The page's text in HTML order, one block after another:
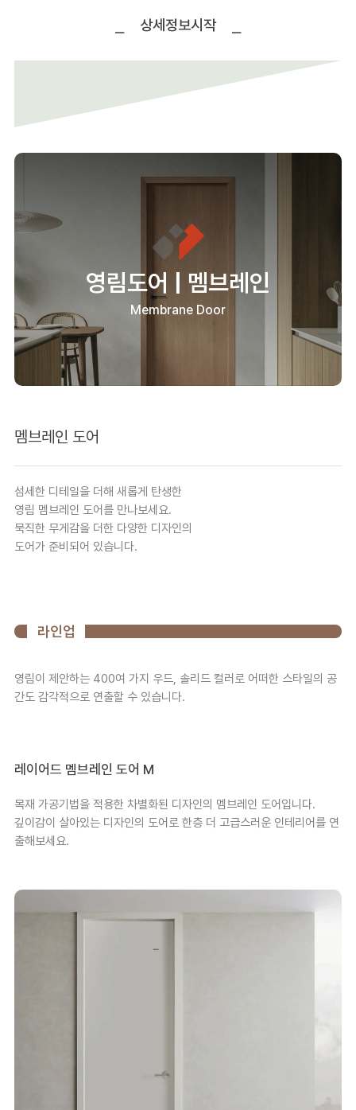
상세정보시작
영림도어 | 멤브레인
Membrane Door
멤브레인 도어
섬세한 디테일을 더해 새롭게 탄생한
영림 멤브레인 도어를 만나보세요.
묵직한 무게감을 더한 다양한 디자인의
도어가 준비되어 있습니다.
라인업
영림이 제안하는 400여 가지 우드, 솔리드 컬러로 어떠한 스타일의 공
간도 감각적으로 연출할 수 있습니다.
레이어드 멤브레인 도어 M
목재 가공기법을 적용한 차별화된 디자인의 멤브레인 도어입니다.
깊이감이 살아있는 디자인의 도어로 한층 더 고급스러운 인테리어를 연
출해보세요.